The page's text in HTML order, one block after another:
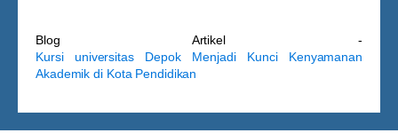
Blog Artikel -
Kursi universitas Depok Menjadi Kunci Kenyamanan
Akademik di Kota Pendidikan